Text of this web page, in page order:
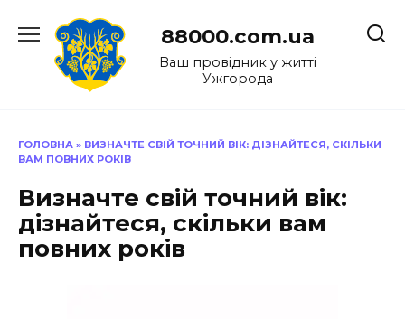
до
88000.com.ua
Ваш провідник у житті
Ужгорода
ГОЛОВНА » ВИЗНАЧТЕ СВІЙ ТОЧНИЙ ВІК: ДІЗНАЙТЕСЯ, СКІЛЬКИ
ВАМ ПОВНИХ РОКІВ
Визначте свій точний вік:
дізнайтеся, скільки вам
повних років